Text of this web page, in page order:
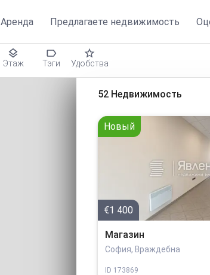
Аренда Предлагаете недвижимость
Этаж Тэги Удобства
52 Недвижимость
Новый
€1 400
Магазин
София, Враждебна
ID 173869